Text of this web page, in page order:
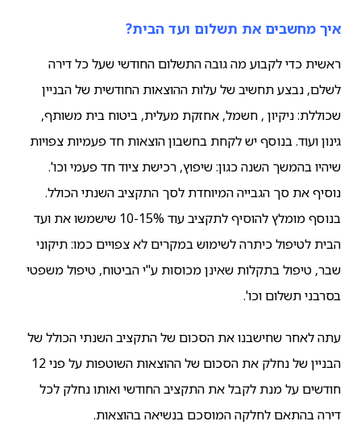
איך מחשבים את תשלום ועד הבית?
ראשית כדי לקבוע מה גובה התשלום החודשי שעל כל דירה
לשלם, נבצע תחשיב של עלות ההוצאות החודשית של הבניין
שכוללת: ניקיון , חשמל, אחזקת מעלית, ביטוח בית משותף,
גינון ועוד. בנוסף יש לקחת בחשבון הוצאות חד פעמיות צפויות
שיהיו בהמשך השנה כגון: שיפוץ, רכישת ציוד חד פעמי וכו'.
נוסיף את סך הגבייה המיוחדת לסך התקציב השנתי הכולל.
בנוסף מומלץ להוסיף לתקציב עוד 10-15% שישמשו את ועד
הבית לטיפול כיתרה לשימוש במקרים לא צפויים כמו: תיקוני
שבר, טיפול בתקלות שאינן מכוסות ע"י הביטוח, טיפול משפטי
בסרבני תשלום וכו'.
עתה לאחר שחישבנו את הסכום של התקציב השנתי הכולל של
הבניין של נחלק את הסכום של ההוצאות השוטפות על פני 12
חודשים על מנת לקבל את התקציב החודשי ואותו נחלק לכל
דירה בהתאם לחלקה המוסכם בנשיאה בהוצאות.